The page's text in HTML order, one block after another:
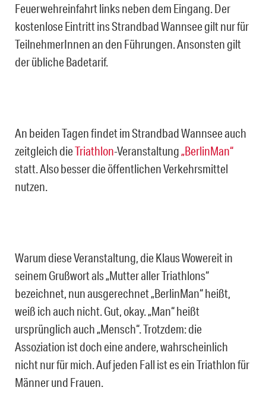
Feuerwehreinfahrt links neben dem Eingang. Der
kostenlose Eintritt ins Strandbad Wannsee gilt nur für
TeilnehmerInnen an den Führungen. Ansonsten gilt
der übliche Badetarif.
An beiden Tagen findet im Strandbad Wannsee auch
zeitgleich dieTriathlon-Veranstaltung„BerlinMan“
statt. Also besser die öffentlichen Verkehrsmittel
nutzen.
Warum diese Veranstaltung, die Klaus Wowereit in
seinem Grußwort als „Mutter aller Triathlons“
bezeichnet, nun ausgerechnet „BerlinMan“ heißt,
weiß ich auch nicht. Gut, okay. „Man“ heißt
ursprünglich auch „Mensch“. Trotzdem: die
Assoziation ist doch eine andere, wahrscheinlich
nicht nur für mich. Auf jeden Fall ist es ein Triathlon für
Männer und Frauen.